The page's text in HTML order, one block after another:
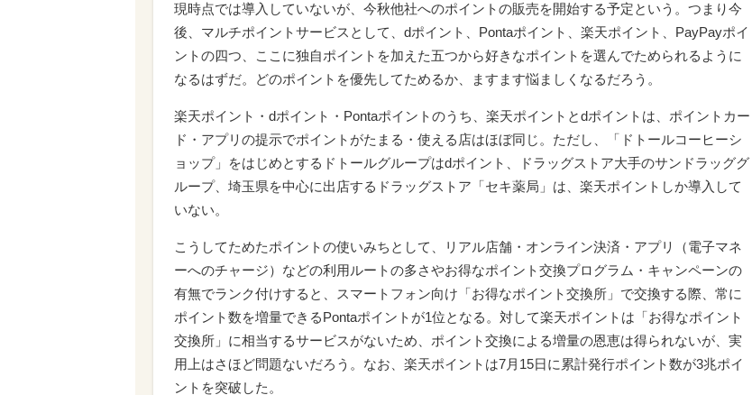
現時点では導入していないが、今秋他社へのポイントの販売を開始する予定という。つまり今
後、マルチポイントサービスとして、dポイント、Pontaポイント、楽天ポイント、PayPayポイ
ントの四つ、ここに独自ポイントを加えた五つから好きなポイントを選んでためられるように
なるはずだ。どのポイントを優先してためるか、ますます悩ましくなるだろう。
楽天ポイント・dポイント・Pontaポイントのうち、楽天ポイントとdポイントは、ポイントカー
ド・アプリの提示でポイントがたまる・使える店はほぼ同じ。ただし、「ドトールコーヒーシ
ョップ」をはじめとするドトールグループはdポイント、ドラッグストア大手のサンドラッググ
ループ、埼玉県を中心に出店するドラッグストア「セキ薬局」は、楽天ポイントしか導入して
いない。
こうしてためたポイントの使いみちとして、リアル店舗・オンライン決済・アプリ（電子マネ
ーへのチャージ）などの利用ルートの多さやお得なポイント交換プログラム・キャンペーンの
有無でランク付けすると、スマートフォン向け「お得なポイント交換所」で交換する際、常に
ポイント数を増量できるPontaポイントが1位となる。対して楽天ポイントは「お得なポイント
交換所」に相当するサービスがないため、ポイント交換による増量の恩恵は得られないが、実
用上はさほど問題ないだろう。なお、楽天ポイントは7月15日に累計発行ポイント数が3兆ポイ
ントを突破した。